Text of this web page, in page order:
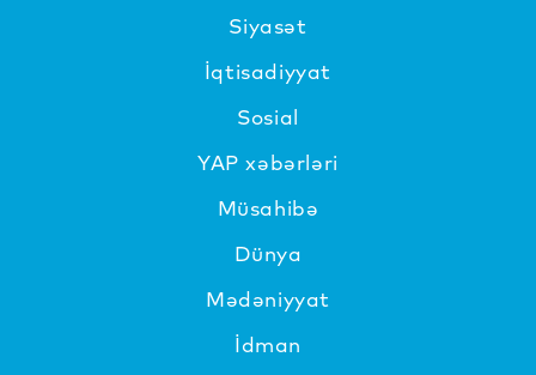
Siyasət
İqtisadiyyat
Sosial
YAP xəbərləri
Müsahibə
Dünya
Mədəniyyat
İdman